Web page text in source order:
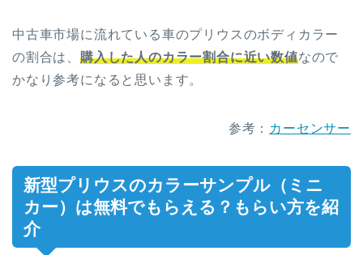
中古車市場に流れている車のプリウスのボディカラー
の割合は、 購入した人のカラー割合に近い数値なので
かなり参考になると思います。
参考： カーセンサー
新型プリウスのカラーサンプル（ミニ
カー）は無料でもらえる？もらい方を紹
介